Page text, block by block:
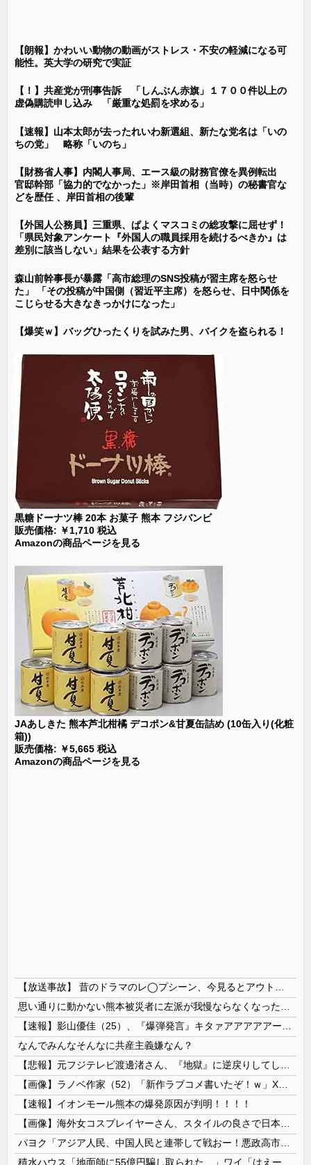
【朗報】かわいい動物の動画がストレス・不安の軽減になる可
能性。英大学の研究で実証
【！】共産党が刑事告訴 「しんぶん赤旗」１７００件以上の
虚偽購読申し込み 「厳重な処罰を求める」
【速報】山本太郎が去ったれいわ新選組、新たな党名は「いの
ちの党」 略称「いのち」
【財務省人事】内閣人事局、エース級の財務官僚を異例転出
官邸幹部「協力的でなかった」※岸田首相（当時）の秘書官な
どを歴任 、岸田首相の後輩
【外国人公務員】三重県、ぱよくマスコミの総攻撃に屈せず！
「県民対象アンケート『外国人の職員採用を続けるべきか』は
差別に該当しない」結果を公表する方針
森山前幹事長が暴露「高市総理のSNS投稿が習主席を怒らせ
た」 「その投稿が中国側（習近平主席）を怒らせ、日中関係を
こじらせる大きなきっかけになった」
【爆笑ｗ】バッグひったくりを試みた男、バイクを盗られる！
黒糖ドーナツ棒 20本 お菓子 熊本 フジバンビ
販売価格: ￥1,710 税込
Amazonの商品ページを見る
JAあしきた 熊本芦北柑橘 デコポン&甘夏缶詰め (10缶入り(化粧
箱))
販売価格: ￥5,665 税込
Amazonの商品ページを見る
なんでみんなそんなに共産主義嫌なん？
【速報】イオンモール熊本の爆発原因が判明！！！！